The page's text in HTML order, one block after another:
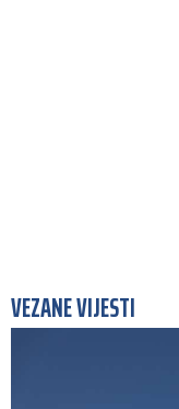
VEZANE VIJESTI